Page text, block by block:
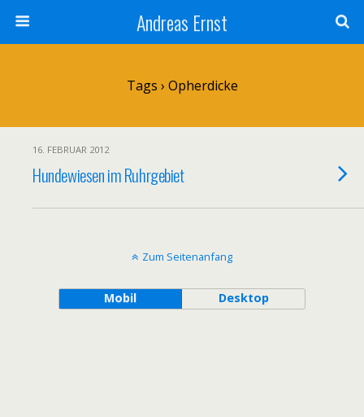
Andreas Ernst
Tags › Opherdicke
16. FEBRUAR 2012
Hundewiesen im Ruhrgebiet
Zum Seitenanfang
Mobil Desktop